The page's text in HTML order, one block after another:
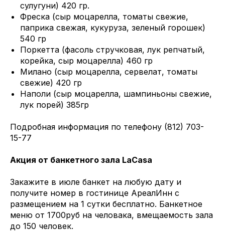
сулугуни) 420 гр.
Фреска (сыр моцарелла, томаты свежие,
паприка свежая, кукуруза, зеленый горошек)
540 гр
Поркетта (фасоль стручковая, лук репчатый,
корейка, сыр моцарелла) 460 гр
Милано (сыр моцарелла, сервелат, томаты
свежие) 420 гр
Наполи (сыр моцарелла, шампиньоны свежие,
лук порей) 385гр
Подробная информация по телефону (812) 703-
15-77
Акция от банкетного зала LaCasa
Закажите в июле банкет на любую дату и
получите номер в гостинице АреалИнн с
размещением на 1 сутки бесплатно. Банкетное
меню от 1700руб на человака, вмещаемость зала
до 150 человек.